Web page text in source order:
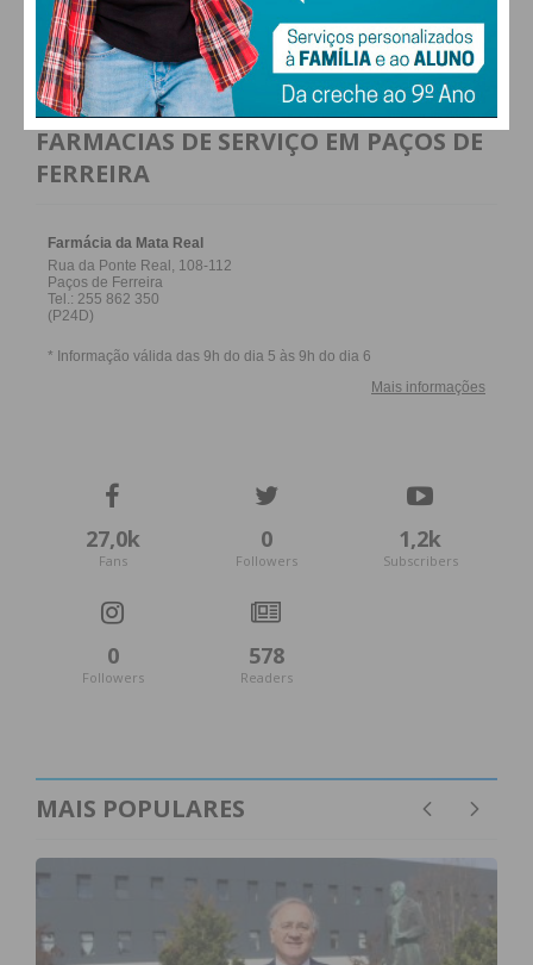
FARMACIAS DE SERVIÇO EM PAÇOS DE
FERREIRA
27,0k
Fans
0
Followers
1,2k
Subscribers
0
Followers
578
Readers
MAIS POPULARES